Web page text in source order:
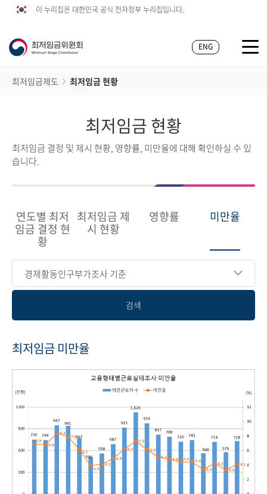
이 누리집은 대한민국 공식 전자정부 누리집입니다.
ENG
최저임금제도 최저임금 현황
최저임금 현황
최저임금 결정 및 제시 현황, 영향률, 미만율에 대해 확인하실 수 있
습니다.
연도별 최저
임금 결정 현
황
최저임금 제
시 현황
영향률 미만율
경제활동인구부가조사 기준
검색
최저임금 미만율